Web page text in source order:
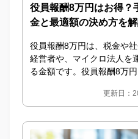
役員報酬8万円はお得？
金と最適額の決め方を
役員報酬8万円は、税金や
経営者や、マイクロ法人を
る金額です。役員報酬8万
更新日：